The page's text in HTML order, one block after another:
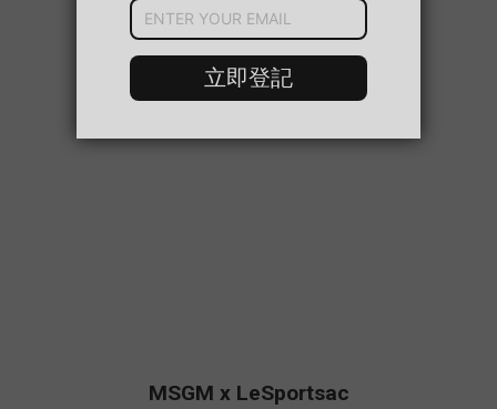
MSGM x LeSportsac